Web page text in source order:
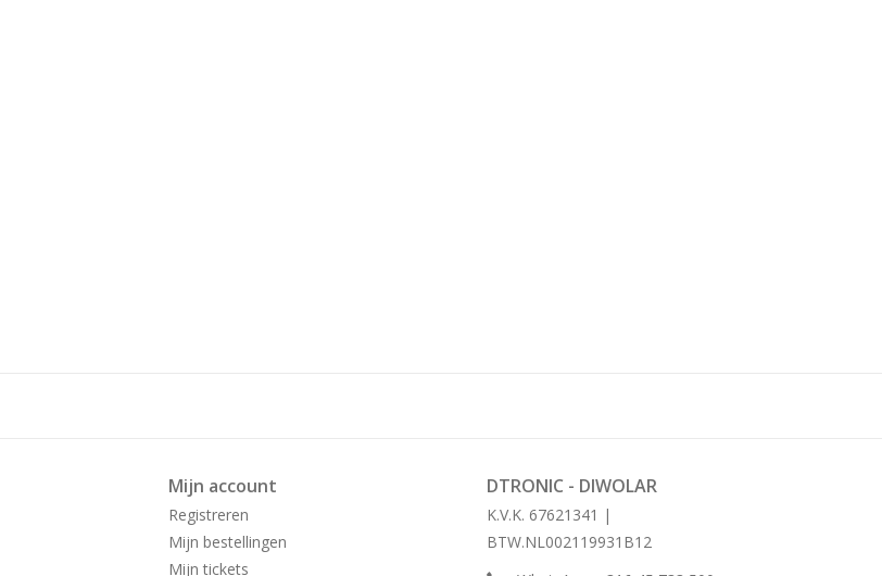
Mijn account
Registreren
Mijn bestellingen
Mijn tickets
DTRONIC - DIWOLAR
K.V.K. 67621341 |
BTW.NL002119931B12